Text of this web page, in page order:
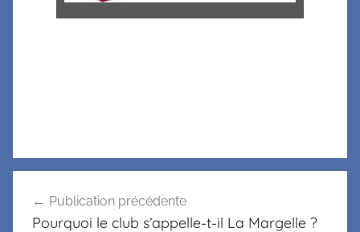
Publication précédente
Pourquoi le club s’appelle-t-il La Margelle ?